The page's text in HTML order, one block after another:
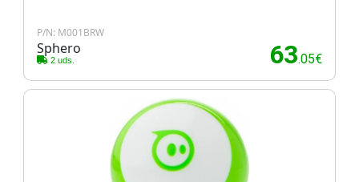
P/N: M001BRW
Sphero
2 uds. 63.05€